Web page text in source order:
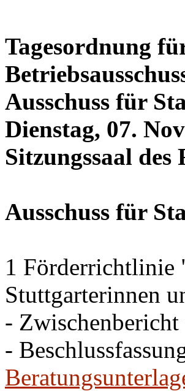
Tagesordnung
Ausschuss für
Dienstag, 07.
Sitzungssaal
Ausschuss für
1 Förderrichtlinie
Stuttgarterinnen
-
-